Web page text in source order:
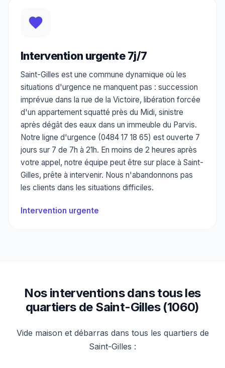
Intervention urgente 7j/7
Saint-Gilles est une commune dynamique où les
situations d'urgence ne manquent pas : succession
imprévue dans la rue de la Victoire, libération forcée
d'un appartement squatté près du Midi, sinistre
après dégât des eaux dans un immeuble du Parvis.
Notre ligne d'urgence (0484 17 18 65) est ouverte 7
jours sur 7 de 7h à 21h. En moins de 2 heures après
votre appel, notre équipe peut être sur place à Saint-
Gilles, prête à intervenir. Nous n'abandonnons pas
les clients dans les situations difficiles.
Intervention urgente
Nos interventions dans tous les
quartiers de Saint-Gilles (1060)
Vide maison et débarras dans tous les quartiers de
Saint-Gilles :